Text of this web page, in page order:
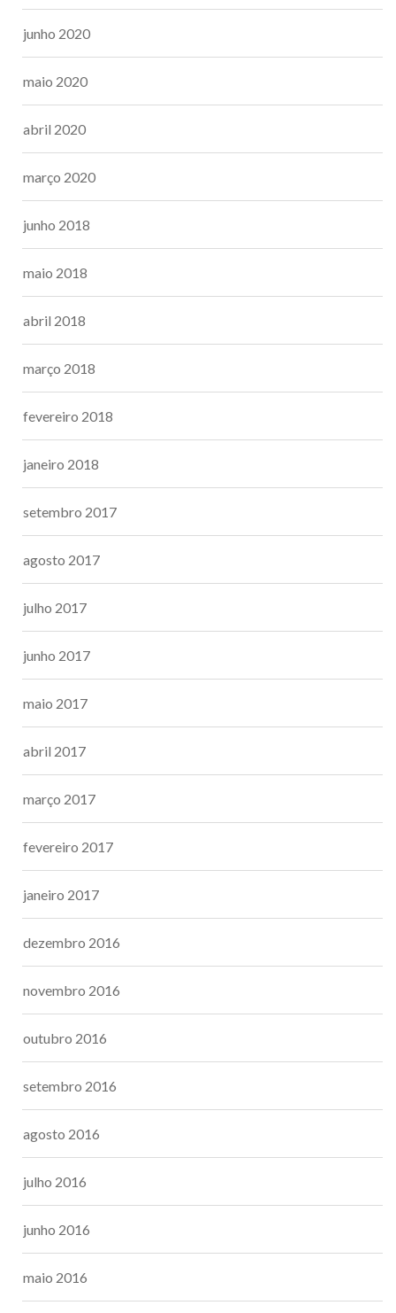
junho 2020
maio 2020
abril 2020
março 2020
junho 2018
maio 2018
abril 2018
março 2018
fevereiro 2018
janeiro 2018
setembro 2017
agosto 2017
julho 2017
junho 2017
maio 2017
abril 2017
março 2017
fevereiro 2017
janeiro 2017
dezembro 2016
novembro 2016
outubro 2016
setembro 2016
agosto 2016
julho 2016
junho 2016
maio 2016